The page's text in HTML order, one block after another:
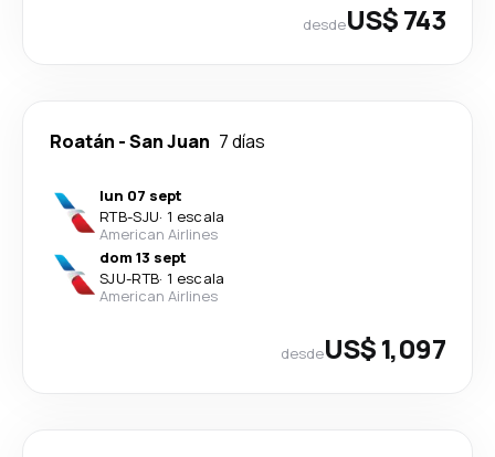
desdeUS$ 743
Roatán -San Juan 7 días
lun 07 sept
RTB-SJU· 1 escala
American Airlines
dom 13 sept
SJU-RTB· 1 escala
American Airlines
desdeUS$ 1,097